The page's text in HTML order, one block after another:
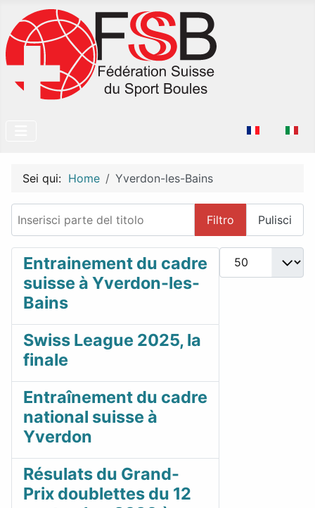
Seleziona la
Sei qui: Home Yverdon-les-Bains
Filtro Pulisci
Visualizza #
Entrainement du cadre
suisse à Yverdon-les-
Bains
Swiss League 2025, la
finale
Entraînement du cadre
national suisse à
Yverdon
Résulats du Grand-
Prix doublettes du 12